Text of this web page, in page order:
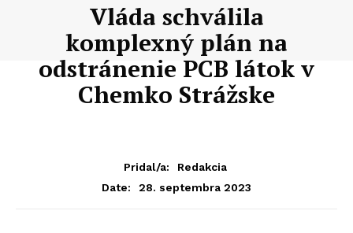
Vláda schválila
komplexný plán na
odstránenie PCB látok v
Chemko Strážske
Pridal/a:
Redakcia
Date:
28. septembra 2023